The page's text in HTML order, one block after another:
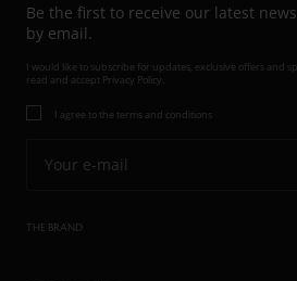
Be the first to receive our latest
by email.
I would like to subscribe for updates, exclusive offers and
read and accept Privacy Policy.
I agree to the terms and conditions
Your e-mail
THE BRAND